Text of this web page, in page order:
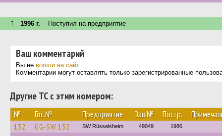
↑ 1996 г. Поступил на предприятие
Ваш комментарий
Вы не вошли на сайт.
Комментарии могут оставлять только зарегистрированные
Другие ТС с этим номером:
№ Гос.№ Предприятие Зав.№ Постр.
132 GG-SW 132 SW Rüsselsheim 49049 1986